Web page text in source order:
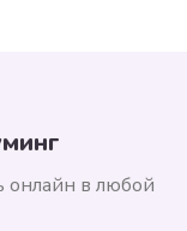
онлайн в любой